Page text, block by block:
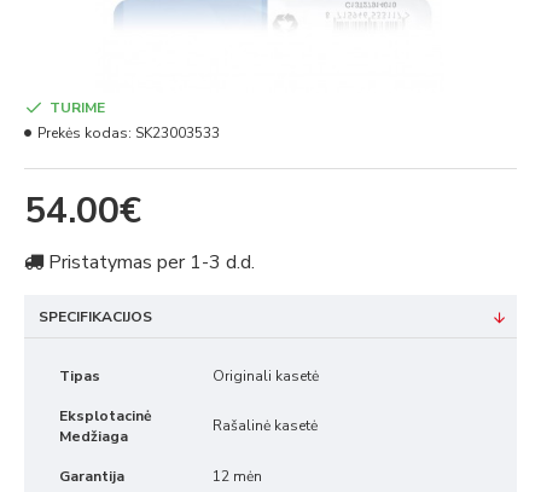
54.00€
TURIME
Prekės kodas: SK23003533
Pristatymas per 1-3 d.d.
SPECIFIKACIJOS
Tipas Originali kasetė
Eksplotacinė
Medžiaga
Rašalinė kasetė
Garantija 12 mėn